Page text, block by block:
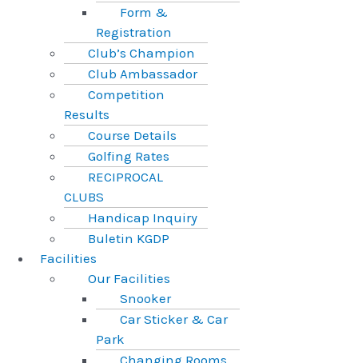
Form &
Registration
Club’s Champion
Club Ambassador
Competition
Results
Course Details
Golfing Rates
RECIPROCAL
CLUBS
Handicap Inquiry
Buletin KGDP
Facilities
Our Facilities
Snooker
Car Sticker & Car
Park
Changing Rooms